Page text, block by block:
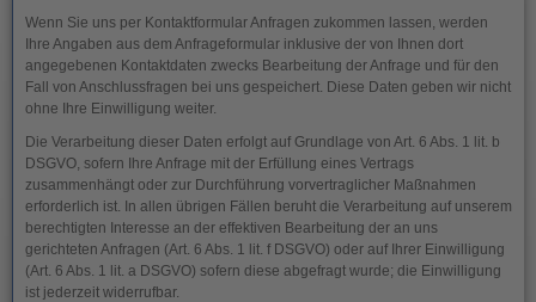
Wenn Sie uns per Kontaktformular Anfragen zukommen lassen, werden
Ihre Angaben aus dem Anfrageformular inklusive der von Ihnen dort
angegebenen Kontaktdaten zwecks Bearbeitung der Anfrage und für den
Fall von Anschlussfragen bei uns gespeichert. Diese Daten geben wir nicht
ohne Ihre Einwilligung weiter.
Die Verarbeitung dieser Daten erfolgt auf Grundlage von Art. 6 Abs. 1 lit. b
DSGVO, sofern Ihre Anfrage mit der Erfüllung eines Vertrags
zusammenhängt oder zur Durchführung vorvertraglicher Maßnahmen
erforderlich ist. In allen übrigen Fällen beruht die Verarbeitung auf unserem
berechtigten Interesse an der effektiven Bearbeitung der an uns
gerichteten Anfragen (Art. 6 Abs. 1 lit. f DSGVO) oder auf Ihrer Einwilligung
(Art. 6 Abs. 1 lit. a DSGVO) sofern diese abgefragt wurde; die Einwilligung
ist jederzeit widerrufbar.